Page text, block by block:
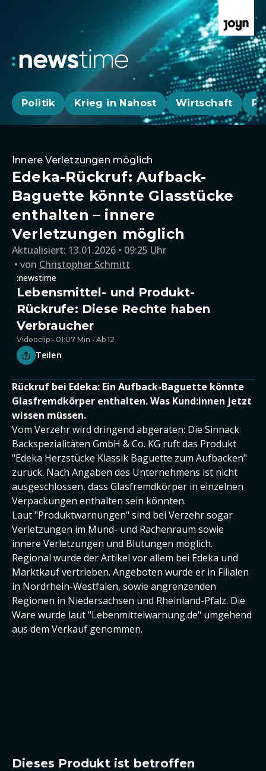
Politik Krieg in Nahost Wirtschaft
Innere Verletzungen möglich
Edeka-Rückruf: Aufback-
Baguette könnte Glasstücke
enthalten – innere
Verletzungen möglich
Aktualisiert: 13.01.2026 • 09:25 Uhr
von Christopher Schmitt
:newstime
Lebensmittel- und Produkt-
Rückrufe: Diese Rechte haben
Verbraucher
Videoclip • 01:07 Min • Ab 12
Teilen
Rückruf bei Edeka: Ein Aufback-Baguette könnte
Glasfremdkörper enthalten. Was Kund:innen jetzt
wissen müssen.
Vom Verzehr wird dringend abgeraten: Die Sinnack
Backspezialitäten GmbH & Co. KG ruft das Produkt
"Edeka Herzstücke Klassik Baguette zum Aufbacken"
zurück. Nach Angaben des Unternehmens ist nicht
ausgeschlossen, dass Glasfremdkörper in einzelnen
Verpackungen enthalten sein könnten.
Laut "Produktwarnungen" sind bei Verzehr sogar
Verletzungen im Mund- und Rachenraum sowie
innere Verletzungen und Blutungen möglich.
Regional wurde der Artikel vor allem bei Edeka und
Marktkauf vertrieben. Angeboten wurde er in Filialen
in Nordrhein-Westfalen, sowie angrenzenden
Regionen in Niedersachsen und Rheinland-Pfalz. Die
Ware wurde laut "Lebenmittelwarnung.de" umgehend
aus dem Verkauf genommen.
Dieses Produkt ist betroffen